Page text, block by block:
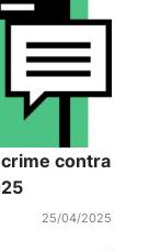
contra
25/04/2025